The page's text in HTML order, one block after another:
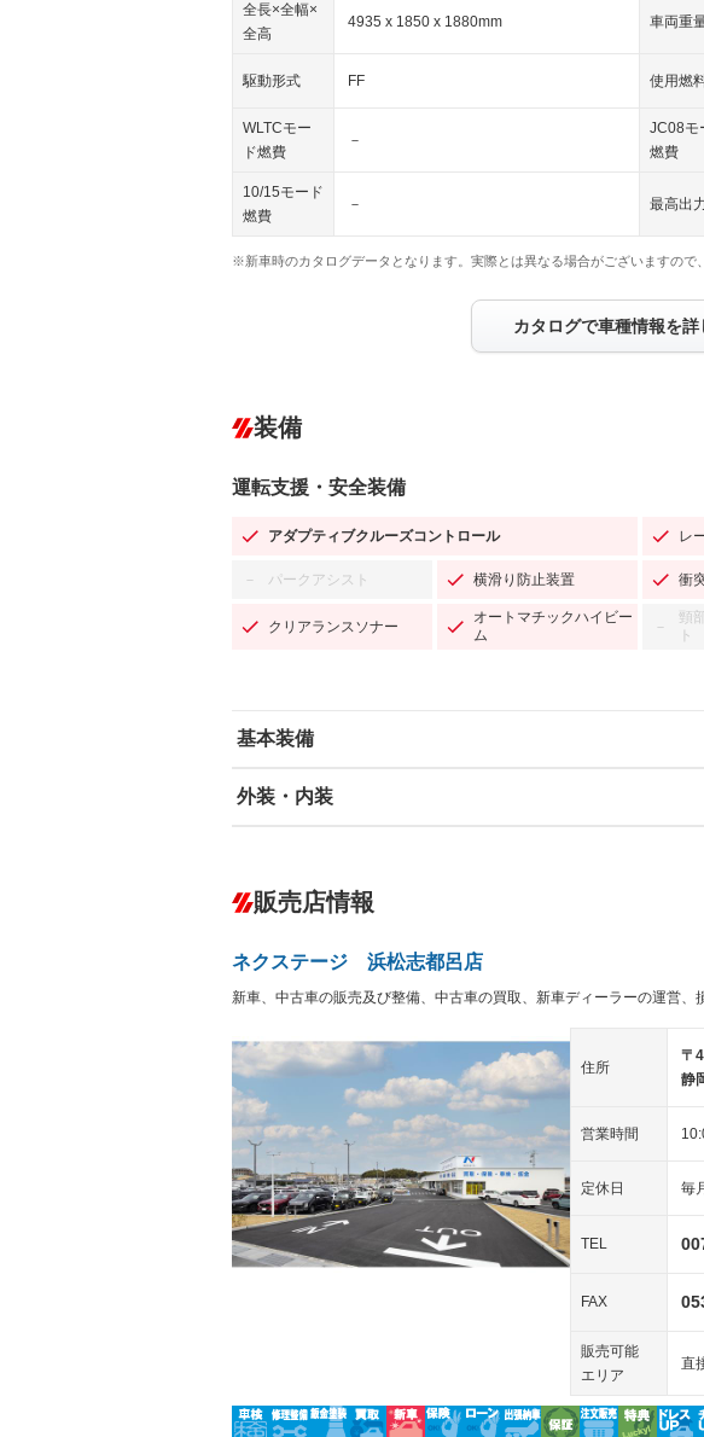
全長×全幅×
全高
4935 x 1850 x 1880mm 車両重
駆動形式 FF 使用燃
WLTCモー
ド燃費
－
JC08モ
燃費
10/15モード
燃費
－ 最高出
※新車時のカタログデータとなります。実際とは異なる場合がございますので
カタログで車種情報を詳
装備
運転支援・安全装備
アダプティブクルーズコントロール レ
－ パークアシスト 横滑り防止装置 衝
クリアランスソナー
オートマチックハイビー
ム
－
頸
ト
基本装備
エアバッグ：運転席/助手席/サイド
－ ダウンヒルアシストコントロール
Bluetooth接続 － 100V電源
外装・内装
オーディオ：CDまたはCDチェンジャー／ミュージック
プレイヤー接続可
－
ヘッドライトウォッシャ
ー
－ 革シート
LEDヘッドランプ － HID(キセノンライト) － ポ
エアロ ス
－ ランフラットタイヤ パワーシート 3
－ フルフラットシート － チップアップシート オ
シートヒーター ウォークスルー 後
－ フロントカメラ シートエアコン
－ ルーフレール － エアサスペンション
販売店情報
ネクステージ 浜松志都呂店
新車、中古車の販売及び整備、中古車の買取、新車ディーラーの運営、
住所
〒
静
営業時間
定休日 毎
TEL
FAX
販売可能
エリア
直